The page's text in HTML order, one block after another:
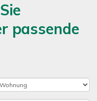
passende